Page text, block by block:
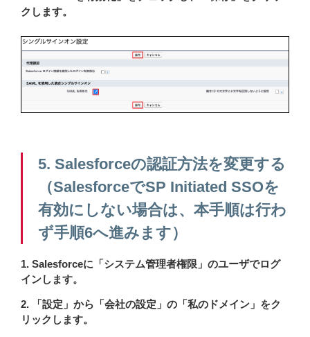
クします。
5. Salesforceの認証方法を変更する
（SalesforceでSP Initiated SSOを
有効にしない場合は、本手順は行わ
ず手順6へ進みます）
1. Salesforceに「システム管理者権限」のユーザでログ
インします。
2. 「設定」から「会社の設定」の「私のドメイン」をク
リックします。